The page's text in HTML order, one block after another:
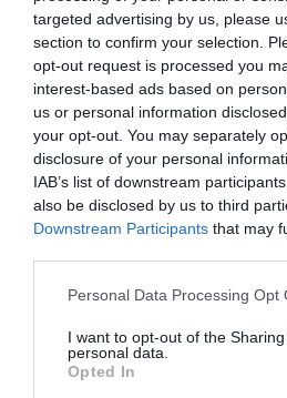
targeted advertising by us, please
section to confirm your selection.
opt-out request is processed you
interest-based ads based on
us or personal information
your opt-out. You may separately
disclosure of your personal
IAB’s list of downstream
also be disclosed by us to third
Downstream Participants that may
Please note that this website/app
not limited to your visit or usage
grant or deny consent to Google
use your data for below specified
Personal Data Processing Opt
I want to opt-out of the
personal data.
Opted In
Καιρός: Πολύ ζέστη σήμερα
Εύβοια! Στα ύψη το
08.08.2026 | 08:20
Προσοχή σήμερα στην Εύβοια:
Υψηλός κίνδυνος πυρκαγιάς! Τι
απαγορεύεται από την
Προστασία
Μεγάλο πανηγύρι στην
(pics&vid)
08.08.2026 | 00:59
Εορτολόγιο: Ποιοι
γιορτάζουν σήμερα,
Σάββατο 8 Αυγούστου
Ο
Νέο τροχαίο με υλικές